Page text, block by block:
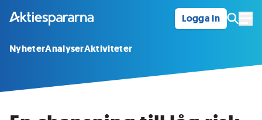
Logga in
NyheterAnalyserAktiviteter